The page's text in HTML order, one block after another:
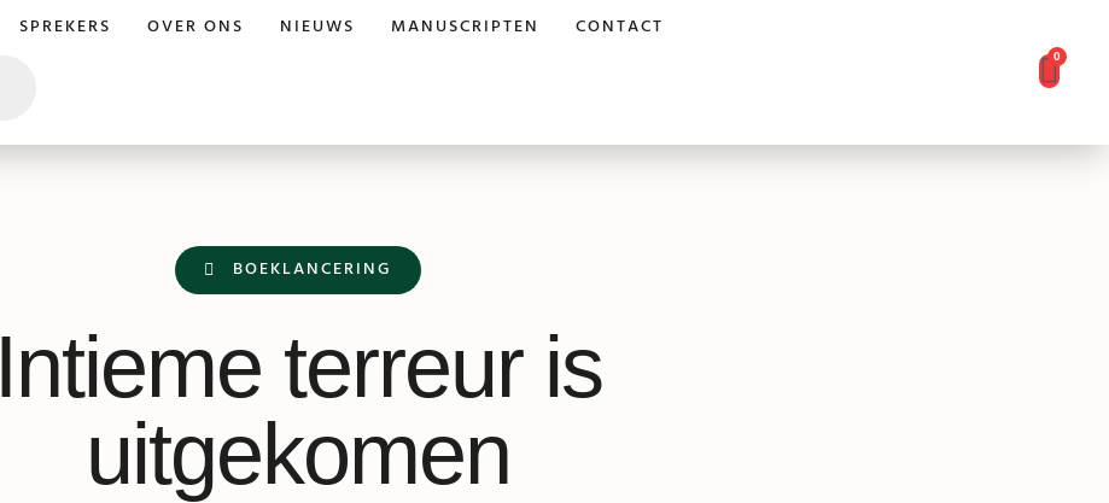
SPREKERS OVER ONS NIEUWS MANUSCRIPTEN CONTACT
0
BOEKLANCERING
Intieme terreur is
uitgekomen